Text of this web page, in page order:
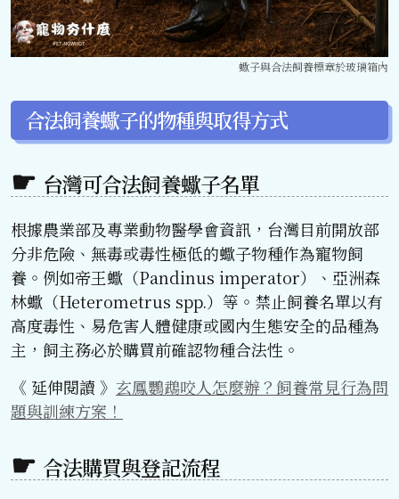
蠍子與合法飼養標章於玻璃箱內
合法飼養蠍子的物種與取得方式
台灣可合法飼養蠍子名單
根據農業部及專業動物醫學會資訊，台灣目前開放部
分非危險、無毒或毒性極低的蠍子物種作為寵物飼
養。例如帝王蠍（Pandinus imperator）、亞洲森
林蠍（Heterometrus spp.）等。禁止飼養名單以有
高度毒性、易危害人體健康或國內生態安全的品種為
主，飼主務必於購買前確認物種合法性。
《 延伸閱讀 》 玄鳳鸚鵡咬人怎麼辦？飼養常見行為問
題與訓練方案！
合法購買與登記流程